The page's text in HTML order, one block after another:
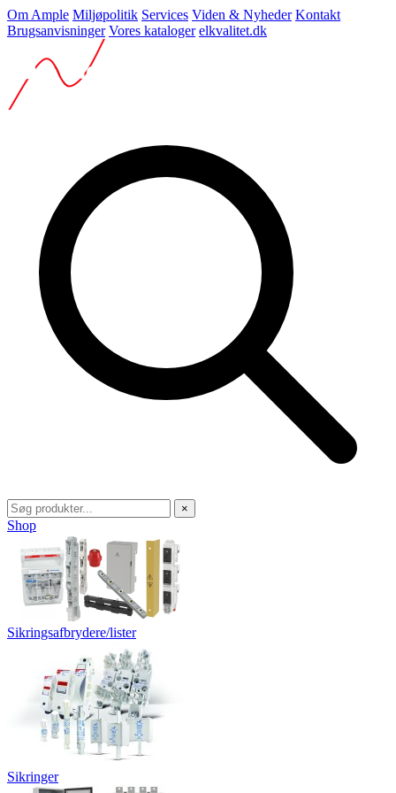
Om Ample Miljøpolitik Services Viden & Nyheder Kontakt
Brugsanvisninger Vores kataloger elkvalitet.dk
×
Shop
Sikringsafbrydere/lister
Sikringer